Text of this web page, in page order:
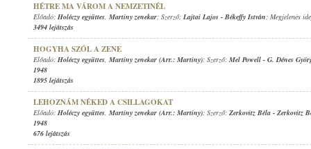
HÉTRE MA VÁROM A NEMZETINÉL
Előadó: Holéczy együttes, Martiny zenekar; Szerző: Lajtai Lajos - Békeffy István; Megjelenés
3494 lejátszás
HOGYHA SZÓL A ZENE
Előadó: Holéczy együttes, Martiny zenekar (Arr.: Martiny); Szerző: Mel Powell - G. Dénes
1948
1895 lejátszás
LEHOZNÁM NÉKED A CSILLAGOKAT
Előadó: Holéczy együttes, Martiny zenekar (Arr.: Martiny); Szerző: Zerkovitz Béla - Zerkovitz
1948
676 lejátszás